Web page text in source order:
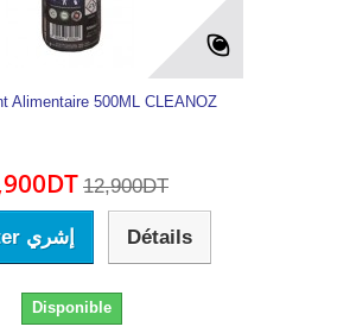
Alimentaire 500ML CLEANOZ
12,900DT
Ajouter إشري Détails
Disponible